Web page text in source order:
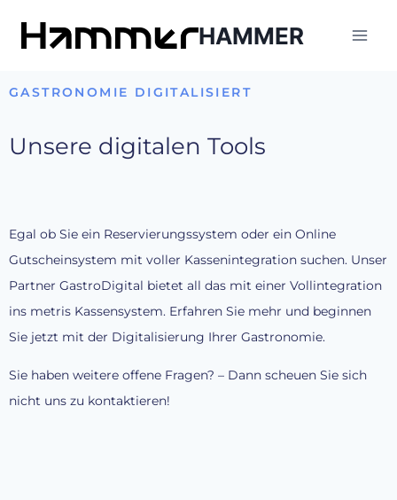
HAMMER
GASTRONOMIE DIGITALISIERT
Unsere digitalen Tools
Egal ob Sie ein Reservierungssystem oder ein Online
Gutscheinsystem mit voller Kassenintegration suchen. Unser
Partner GastroDigital bietet all das mit einer Vollintegration
ins metris Kassensystem. Erfahren Sie mehr und beginnen
Sie jetzt mit der Digitalisierung Ihrer Gastronomie.
Sie haben weitere offene Fragen? – Dann scheuen Sie sich
nicht uns zu kontaktieren!